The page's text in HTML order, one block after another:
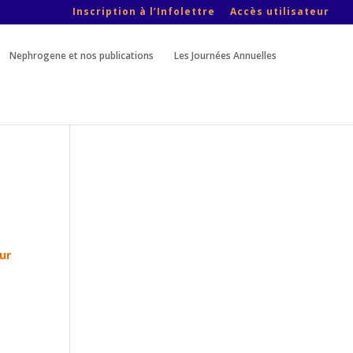
Inscription à l’Infolettre Accès utilisateur
Nephrogene et nos publications Les Journées Annuelles